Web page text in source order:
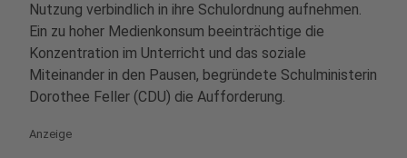
Nutzung verbindlich in ihre Schulordnung aufnehmen.
Ein zu hoher Medienkonsum beeinträchtige die
Konzentration im Unterricht und das soziale
Miteinander in den Pausen, begründete Schulministerin
Dorothee Feller (CDU) die Aufforderung.
Anzeige